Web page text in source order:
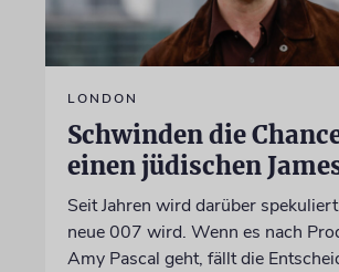
LONDON
Schwinden die
einen jüdischen
Seit Jahren wird darüber
neue 007 wird. Wenn es nach
Amy Pascal geht, fällt die